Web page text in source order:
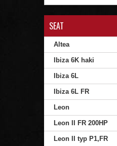
SEAT
Altea
Ibiza 6K haki
Ibiza 6L
Ibiza 6L FR
Leon
Leon II FR 200HP
Leon II typ P1,FR